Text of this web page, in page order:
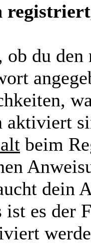
ob du
aktiviert
beim
dein
ist es der